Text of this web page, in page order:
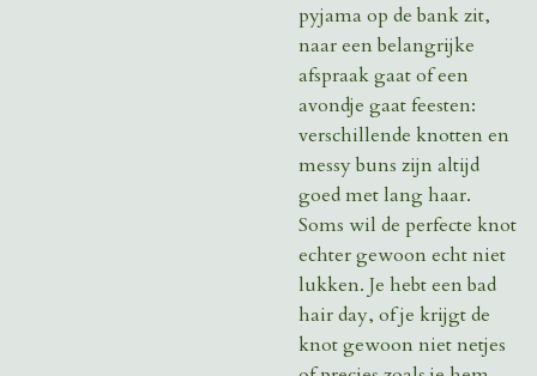
pyjama op de bank zit,
naar een belangrijke
afspraak gaat of een
avondje gaat feesten:
verschillende knotten en
messy buns zijn altijd
goed met lang haar.
Soms wil de perfecte knot
echter gewoon echt niet
lukken. Je hebt een bad
hair day, of je krijgt de
knot gewoon niet netjes